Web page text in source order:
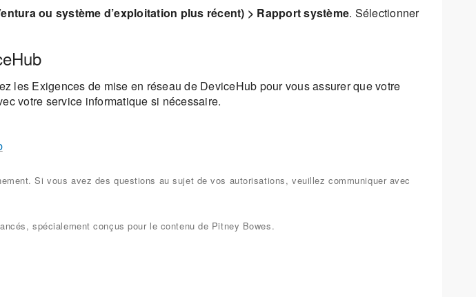
ou système d’exploitation plus récent) > Rapport système. Sélectionner
les Exigences de mise en réseau de DeviceHub pour vous assurer que votre
votre service informatique si nécessaire.
Si vous avez des questions au sujet de vos autorisations, veuillez communiquer avec
spécialement conçus pour le contenu de Pitney Bowes.